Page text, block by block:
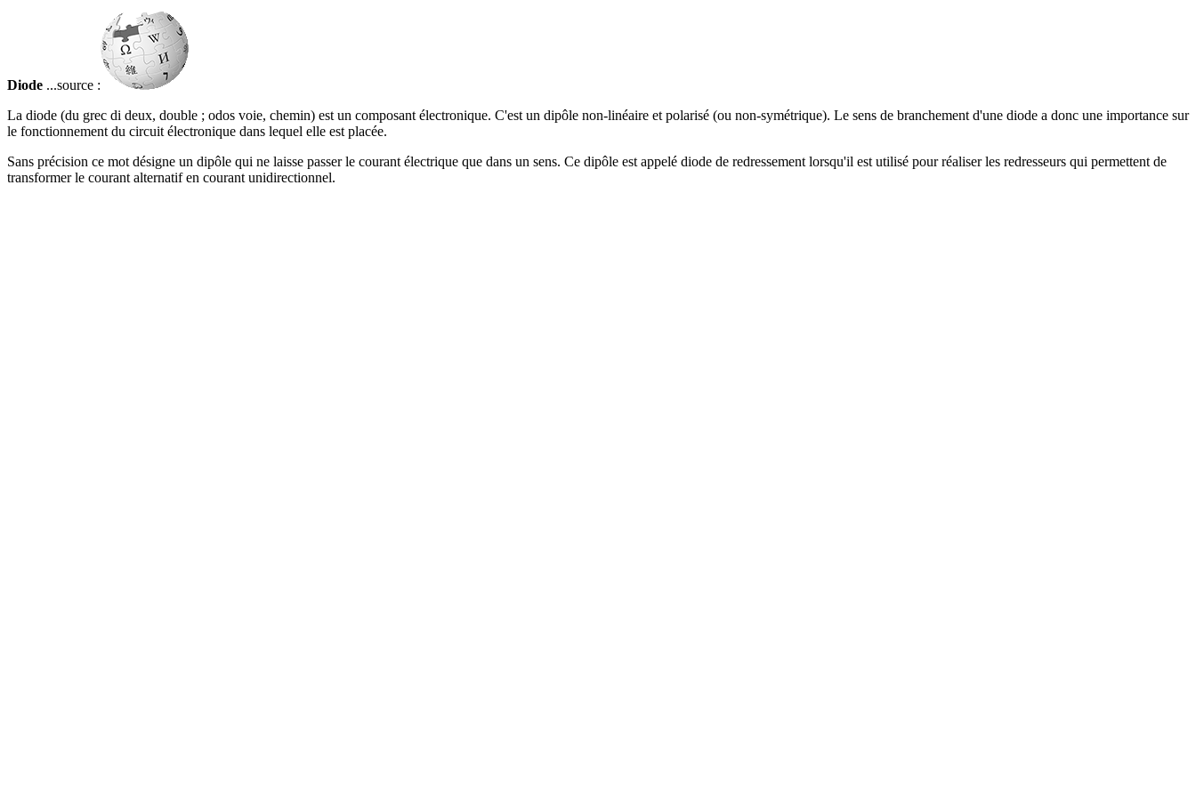
Diode ...source :
La diode (du grec di deux, double ; odos voie, chemin) est un composant électronique. C'est un dipôle non-linéaire et polarisé (ou non-symétrique). Le sens de branchement d'une diode a donc une importance sur
le fonctionnement du circuit électronique dans lequel elle est placée.
Sans précision ce mot désigne un dipôle qui ne laisse passer le courant électrique que dans un sens. Ce dipôle est appelé diode de redressement lorsqu'il est utilisé pour réaliser les redresseurs qui permettent de
transformer le courant alternatif en courant unidirectionnel.